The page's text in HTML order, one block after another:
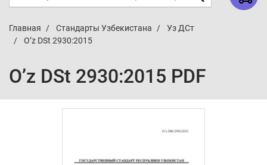
Главная Стандарты Узбекистана
Уз ДСт
O’z DSt 2930:2015
O’z DSt 2930:2015 PDF